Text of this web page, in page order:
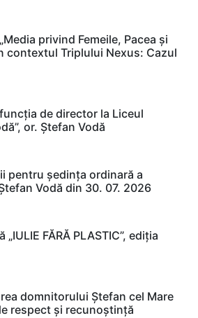
privind Femeile, Pacea și
contextul Triplului Nexus: Cazul
de director la Liceul
or. Ștefan Vodă
pentru ședința ordinară a
Vodă din 30. 07. 2026
FĂRĂ PLASTIC”, ediția
domnitorului Ștefan cel Mare
respect și recunoștință